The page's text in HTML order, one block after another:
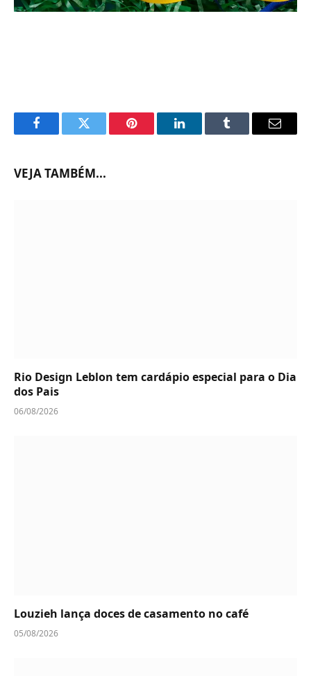
FacebookTwitter Pinterest LinkedInTumblr Email
VEJA TAMBÉM...
Rio Design Leblon tem cardápio especial para o Dia
dos Pais
06/08/2026
Louzieh lança doces de casamento no café
05/08/2026